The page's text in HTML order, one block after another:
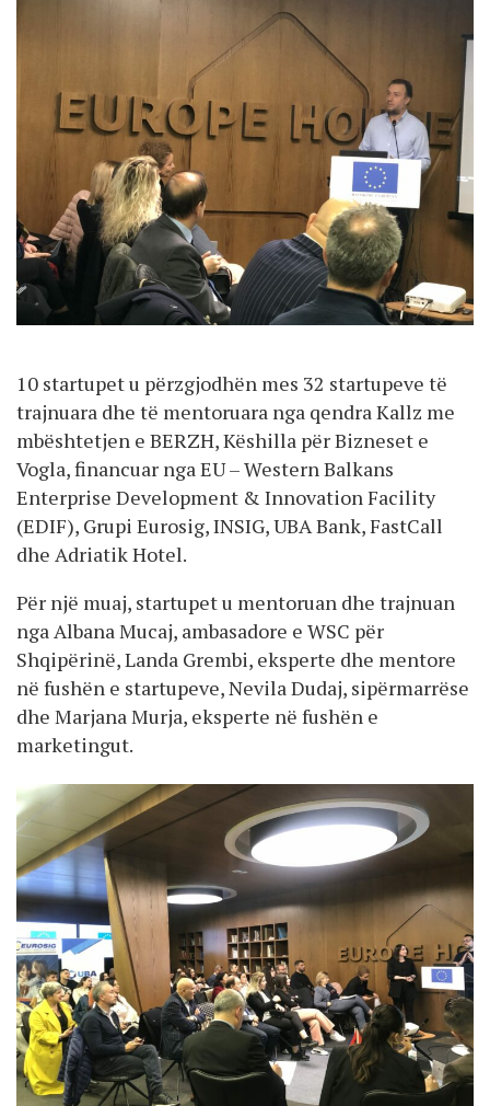
10 startupet u përzgjodhën mes 32 startupeve të
trajnuara dhe të mentoruara nga qendra Kallz me
mbështetjen e BERZH, Këshilla për Bizneset e
Vogla, financuar nga EU – Western Balkans
Enterprise Development & Innovation Facility
(EDIF), Grupi Eurosig, INSIG, UBA Bank, FastCall
dhe Adriatik Hotel.
Për një muaj, startupet u mentoruan dhe trajnuan
nga Albana Mucaj, ambasadore e WSC për
Shqipërinë, Landa Grembi, eksperte dhe mentore
në fushën e startupeve, Nevila Dudaj, sipërmarrëse
dhe Marjana Murja, eksperte në fushën e
marketingut.